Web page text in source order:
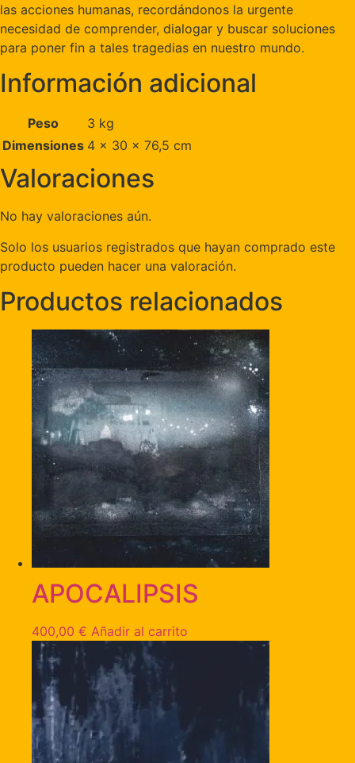
las acciones humanas, recordándonos la urgente
necesidad de comprender, dialogar y buscar soluciones
para poner fin a tales tragedias en nuestro mundo.
Información adicional
Peso
3 kg
Dimensiones 4 × 30 × 76,5 cm
Valoraciones
No hay valoraciones aún.
Solo los usuarios registrados que hayan comprado este
producto pueden hacer una valoración.
Productos relacionados
APOCALIPSIS
400,00 € Añadir al carrito